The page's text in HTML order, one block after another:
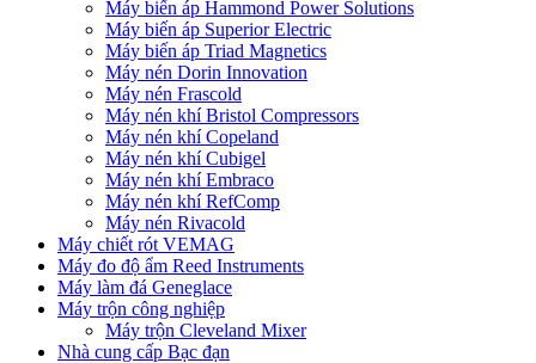
Máy biến áp Hammond Power Solutions
Máy biến áp Superior Electric
Máy biến áp Triad Magnetics
Máy nén Dorin Innovation
Máy nén Frascold
Máy nén khí Bristol Compressors
Máy nén khí Copeland
Máy nén khí Cubigel
Máy nén khí Embraco
Máy nén khí RefComp
Máy nén Rivacold
Máy chiết rót VEMAG
Máy đo độ ẩm Reed Instruments
Máy làm đá Geneglace
Máy trộn công nghiệp
Máy trộn Cleveland Mixer
Nhà cung cấp Bạc đạn